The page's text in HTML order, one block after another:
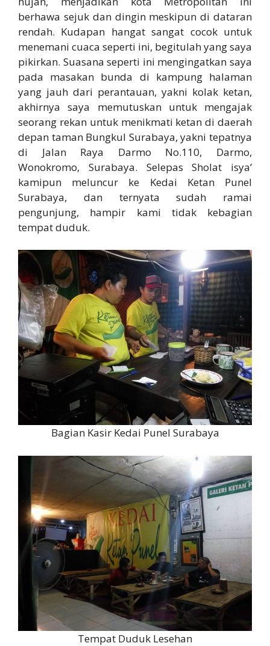
berhawa sejuk dan dingin meskipun di dataran
rendah. Kudapan hangat sangat cocok untuk
menemani cuaca seperti ini, begitulah yang saya
pikirkan. Suasana seperti ini mengingatkan saya
pada masakan bunda di kampung halaman
yang jauh dari perantauan, yakni kolak ketan,
akhirnya saya memutuskan untuk mengajak
seorang rekan untuk menikmati ketan di daerah
depan taman Bungkul Surabaya, yakni tepatnya
di Jalan Raya Darmo No.110, Darmo,
Wonokromo, Surabaya. Selepas Sholat isya’
kamipun meluncur ke Kedai Ketan Punel
Surabaya, dan ternyata sudah ramai
pengunjung, hampir kami tidak kebagian
tempat duduk.
Bagian Kasir Kedai Punel Surabaya
Tempat Duduk Lesehan